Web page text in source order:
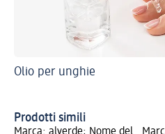
Olio per unghie
Prodotti simili
Marca: alverde; Nome del